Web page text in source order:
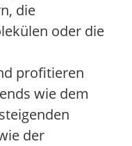
die
oder die
profitieren
wie dem
der